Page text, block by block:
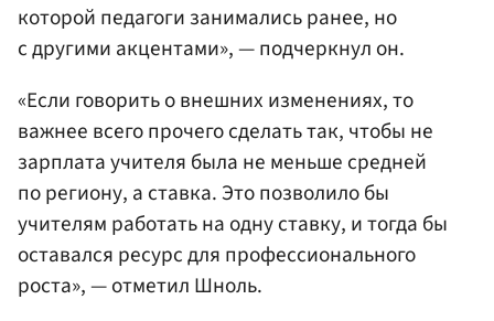
которой педагоги занимались ранее, но
с другими акцентами», — подчеркнул он.
«Если говорить о внешних изменениях, то
важнее всего прочего сделать так, чтобы не
зарплата учителя была не меньше средней
по региону, а ставка. Это позволило бы
учителям работать на одну ставку, и тогда бы
оставался ресурс для профессионального
роста», — отметил Шноль.